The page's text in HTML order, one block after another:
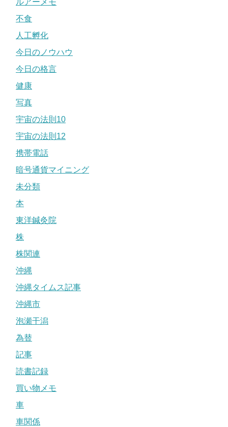
ルアーメモ
不食
人工孵化
今日のノウハウ
今日の格言
健康
写真
宇宙の法則10
宇宙の法則12
携帯電話
暗号通貨マイニング
未分類
本
東洋鍼灸院
株
株関連
沖縄
沖縄タイムス記事
沖縄市
泡瀬干潟
為替
記事
読書記録
買い物メモ
車
車関係